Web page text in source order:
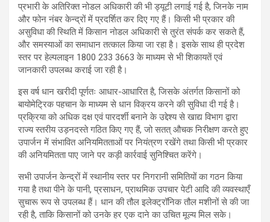
प्रभारी के अतिरिक्त नोडल अधिकारी की भी ड्यूटी लगाई गई है, जिनके नाम
और फोन नंबर केन्द्रों में प्रदर्शित कर दिए गए हैं। किसी भी प्रकार की
असुविधा की स्थिति में किसान नोडल अधिकारी से तुरंत संपर्क कर सकते हैं,
और समस्याओं का समाधान तत्काल किया जा रहा है। इसके साथ ही प्रदेश
स्तर पर हेल्पलाइन 1800 233 3663 के माध्यम से भी शिकायतें एवं
जानकारी उपलब्ध कराई जा रही है।
इस वर्ष धान खरीदी पूर्णतः आधार-आधारित है, जिसके अंतर्गत किसानों को
बायोमेट्रिक पहचान के माध्यम से धान विक्रय करने की सुविधा दी गई है।
प्रक्रिया को अधिक दक्ष एवं पारदर्शी बनाने के उद्देश्य से खाद्य विभाग द्वारा
राज्य स्तरीय उड़नदस्ते गठित किए गए हैं, जो सतत् औचक निरीक्षण करते हुए
उपार्जन में संभावित अनियमितताओं पर नियंत्रण रखेंगे तथा किसी भी प्रकार
की अनियमितता पाए जाने पर कड़ी कार्रवाई सुनिश्चित करेंगे।
सभी उपार्जन केन्द्रों में स्थानीय स्तर पर निगरानी समितियों का गठन किया
गया है तथा पीने के पानी, प्रसाधन, प्राथमिक उपचार पेटी आदि की व्यवस्थाएँ
सुचारू रूप से उपलब्ध हैं। धान की तौल इलेक्ट्रॉनिक तौल मशीनों से की जा
रही है, ताकि किसानों को उनके हर एक दाने का उचित मूल्य मिल सके।